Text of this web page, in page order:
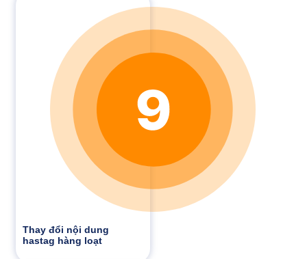
Thay đổi nội dung
hastag hàng loạt